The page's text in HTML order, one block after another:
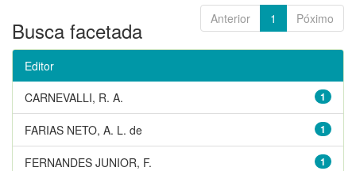
Anterior 1 Póximo
Busca facetada
Editor
1
CARNEVALLI, R. A.
1
FARIAS NETO, A. L. de
1
FERNANDES JUNIOR, F.